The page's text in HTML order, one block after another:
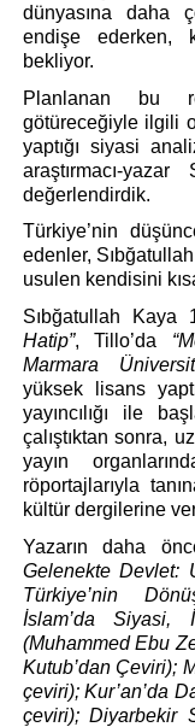
dünyasına daha
endişe ederken,
bekliyor.
Planlanan bu
götüreceğiyle ilgili
yaptığı siyasi
araştırmacı-
değerlendirdik.
Türkiye’nin
edenler,
usulen kendisini
Sıbğatullah Kaya
Hatip”, Tillo’da
Marmara
yüksek lisans
yayıncılığı ile
çalıştıktan sonra,
yayın
röportajlarıyla
kültür dergilerine
Yazarın daha
Gelenekte Devlet:
Türkiye’nin
İslam’da Siyasi,
(Muhammed Ebu
Kutub’dan Çeviri);
çeviri); Kur’an’da
çeviri); Diyarbekir